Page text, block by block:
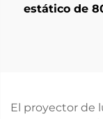
estático de
El proyector de